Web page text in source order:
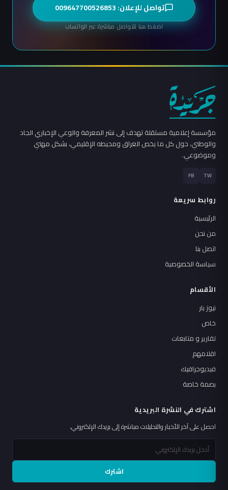
تواصل للإعلان: 009647700526853
اضغط هنا للتواصل مباشرة عبر الواتساب
مؤسسة إعلامية مستقلة تهدف إلى نشر المعرفة والوعي الإخباري الجاد
والوطني، حول كل ما يخص العراق ومحيطه الإقليمي، بشكل مهني
وموضوعي.
TW
FB
روابط سريعة
الرئيسية
من نحن
اتصل بنا
سياسة الخصوصية
الأقسام
نيوز بار
خاص
تقارير و متابعات
اقلامهم
فيديوجرافيك
بصمة خاصة
اشترك في النشرة البريدية
احصل على آخر الأخبار والتحليلات مباشرة إلى بريدك الإلكتروني.
اشترك